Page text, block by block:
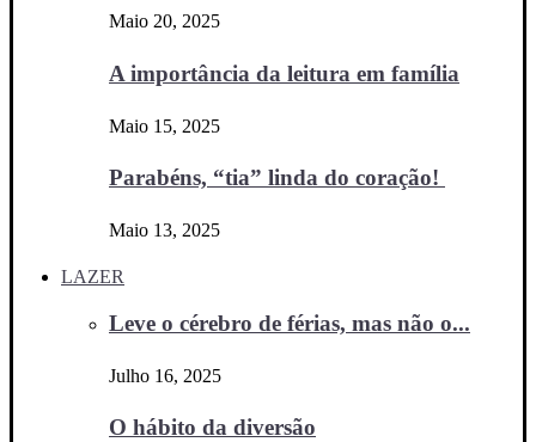
Maio 20, 2025
A importância da leitura em família
Maio 15, 2025
Parabéns, “tia” linda do coração!
Maio 13, 2025
LAZER
Leve o cérebro de férias, mas não o...
Julho 16, 2025
O hábito da diversão